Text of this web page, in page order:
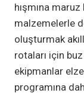
hışmına
malzemelerle
oluşturmak
rotaları için
ekipmanlar
programına